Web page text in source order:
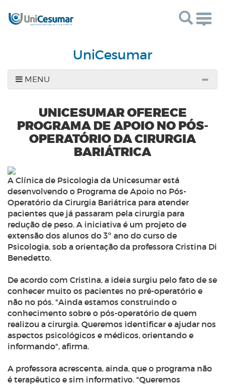
UniCesumar
MENU
UNICESUMAR OFERECE
PROGRAMA DE APOIO NO PÓS-
OPERATÓRIO DA CIRURGIA
BARIÁTRICA
A Clínica de Psicologia da Unicesumar está
desenvolvendo o Programa de Apoio no Pós-
Operatório da Cirurgia Bariátrica para atender
pacientes que já passaram pela cirurgia para
redução de peso. A iniciativa é um projeto de
extensão dos alunos do 3º ano do curso de
Psicologia, sob a orientação da professora Cristina Di
Benedetto.
De acordo com Cristina, a ideia surgiu pelo fato de se
conhecer muito os pacientes no pré-operatório e
não no pós. "Ainda estamos construindo o
conhecimento sobre o pós-operatório de quem
realizou a cirurgia. Queremos identificar e ajudar nos
aspectos psicológicos e médicos, orientando e
informando", afirma.
A professora acrescenta, ainda, que o programa não
é terapêutico e sim informativo. "Queremos